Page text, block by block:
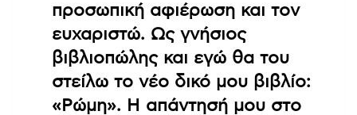
προσωπική αφιέρωση και τον
ευχαριστώ. Ως γνήσιος
βιβλιοπώλης και εγώ θα του
στείλω το νέο δικό μου βιβλίο:
«Ρώμη». Η απάντησή μου στο